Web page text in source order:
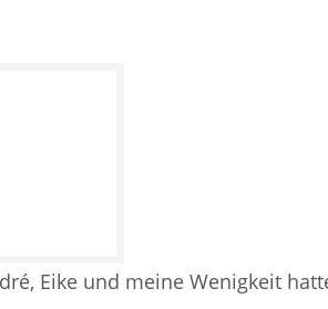
Eike und meine Wenigkeit